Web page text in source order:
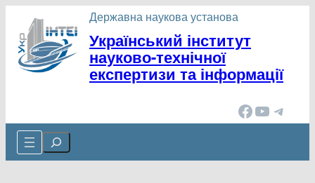
вмісту
Державна наукова установа
Український інститут
науково-технічної
експертизи та інформації
Facebook YouTube Telegram
Cerca